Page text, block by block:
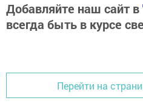
Добавляйте наш сайт в
всегда быть в курсе
Перейти на